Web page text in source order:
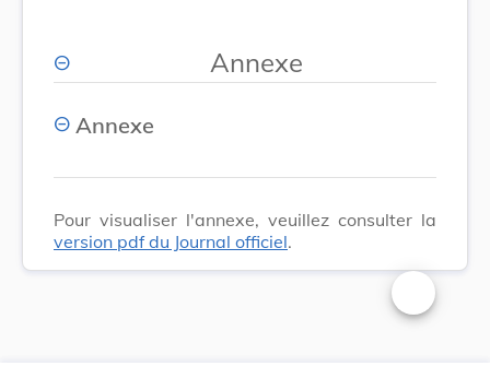
Annexe
Annexe
Pour visualiser l'annexe, veuillez consulter la
version pdf du Journal officiel.
Changer la